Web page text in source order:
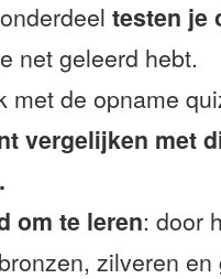
testen je
net geleerd hebt.
met de opname
vergelijken met
om te leren: door
zilveren en